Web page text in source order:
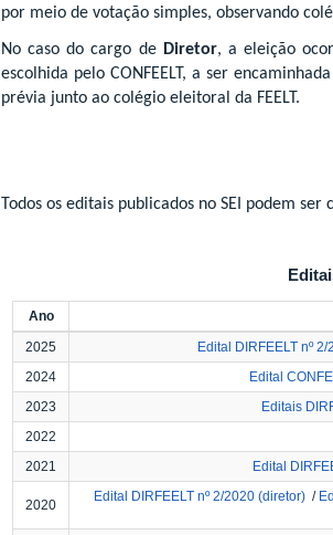
por meio de votação simples, observando
No caso do cargo de Diretor, a eleição
escolhida pelo CONFEELT, a ser
prévia junto ao colégio eleitoral da FEELT.
Todos os editais publicados no SEI podem
Ano
2025
Edital DIRFEELT nº
2024
Edital
2023
Editais
2022
2021
Edital
2020
Edital DIRFEELT nº 2/2020 (diretor)/